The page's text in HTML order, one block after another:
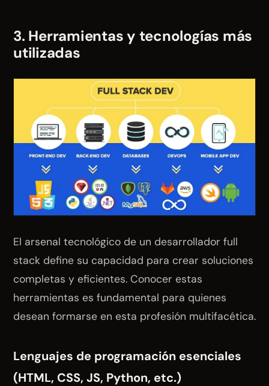
3. Herramientas y tecnologías más
utilizadas
El arsenal tecnológico de un desarrollador full
stack define su capacidad para crear soluciones
completas y eficientes. Conocer estas
herramientas es fundamental para quienes
desean formarse en esta profesión multifacética.
Lenguajes de programación esenciales
(HTML, CSS, JS, Python, etc.)